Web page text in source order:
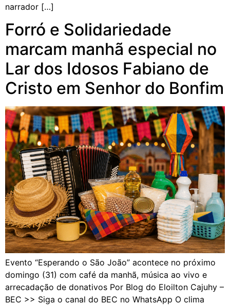
narrador […]
Forró e Solidariedade
marcam manhã especial no
Lar dos Idosos Fabiano de
Cristo em Senhor do Bonfim
Evento “Esperando o São João” acontece no próximo
domingo (31) com café da manhã, música ao vivo e
arrecadação de donativos Por Blog do Eloilton Cajuhy –
BEC >> Siga o canal do BEC no WhatsApp O clima